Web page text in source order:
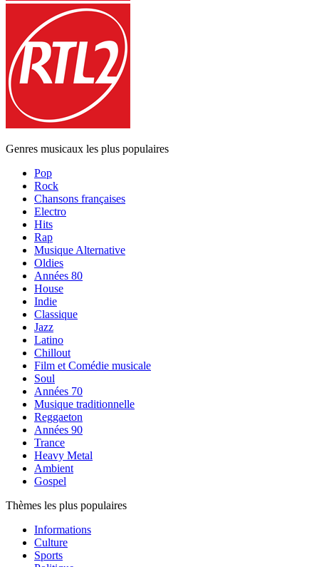
Genres musicaux les plus populaires
Pop
Rock
Chansons françaises
Electro
Hits
Rap
Musique Alternative
Oldies
Années 80
House
Indie
Classique
Jazz
Latino
Chillout
Film et Comédie musicale
Soul
Années 70
Musique traditionnelle
Reggaeton
Années 90
Trance
Heavy Metal
Ambient
Gospel
Thèmes les plus populaires
Informations
Culture
Sports